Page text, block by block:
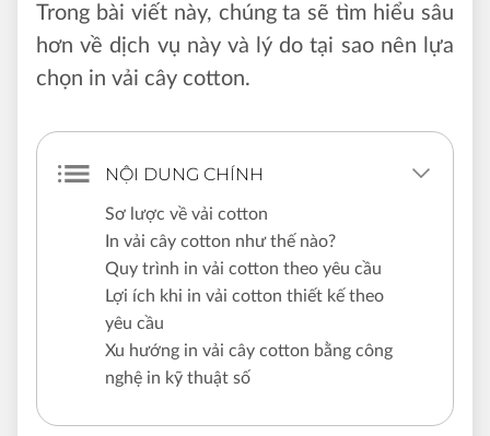
Trong bài viết này, chúng ta sẽ tìm hiểu sâu
hơn về dịch vụ này và lý do tại sao nên lựa
chọn in vải cây cotton.
NỘI DUNG CHÍNH
Sơ lược về vải cotton
In vải cây cotton như thế nào?
Quy trình in vải cotton theo yêu cầu
Lợi ích khi in vải cotton thiết kế theo
yêu cầu
Xu hướng in vải cây cotton bằng công
nghệ in kỹ thuật số